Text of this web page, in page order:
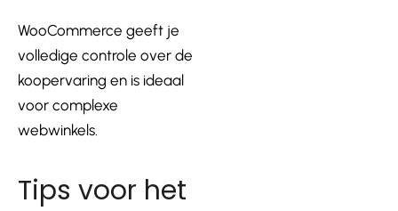
WooCommerce geeft je
volledige controle over de
koopervaring en is ideaal
voor complexe
webwinkels.
Tips voor het